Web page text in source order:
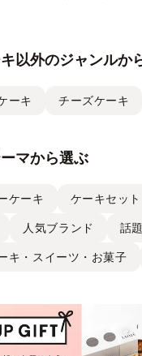
以外のジャンルか
ーキ チーズケーキ
マから選ぶ
ケーキ ケーキセット
人気ブランド 話
キ・スイーツ・お菓子